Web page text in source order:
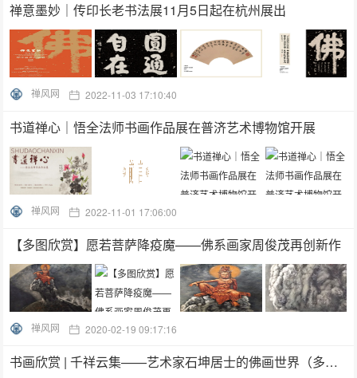
禅意墨妙｜传印长老书法展11月5日起在杭州展出
禅风网 2022-11-03 17:10:40
书道禅心｜悟全法师书画作品展在普济艺术博物馆开展
禅风网 2022-11-01 17:06:00
【多图欣赏】愿若菩萨降疫魔——佛系画家周俊茂再创新作
禅风网 2020-02-19 09:17:16
书画欣赏 | 千祥云集——艺术家石坤居士的佛画世界（多图）